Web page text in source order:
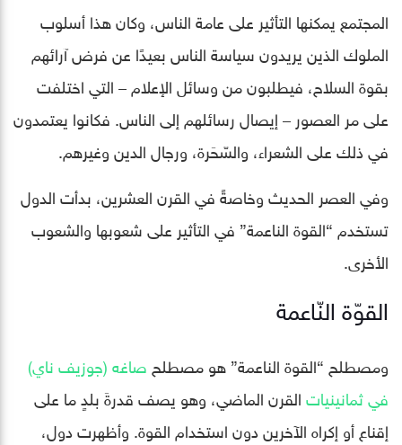
المجتمع يمكنها التأثير على عامة الناس، وكان هذا أسلوب
الملوك الذين يريدون سياسة الناس بعيدًا عن فرض آرائهم
بقوة السلاح، فيطلبون من وسائل الإعلام – التي اختلفت
على مر العصور – إيصال رسائلهم إلى الناس. فكانوا يعتمدون
في ذلك على الشعراء، والسّحَرة، ورجال الدين وغيرهم.
وفي العصر الحديث وخاصةً في القرن العشرين، بدأت الدول
تستخدم “القوة الناعمة” في التأثير على شعوبها والشعوب
الأخرى.
القوّة النّاعمة
ومصطلح “القوة الناعمة” هو مصطلح صاغه (جوزيف ناي)
في ثمانينياتالقرن الماضي، وهو يصف قدرةَ بلدٍ ما على
إقناع أو إكراه الآخرين دون استخدام القوة. وأظهرت دول،